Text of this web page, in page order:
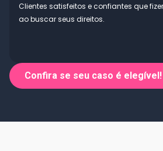
Clientes satisfeitos e confiantes que
ao buscar seus direitos.
Confira se seu caso é elegível!